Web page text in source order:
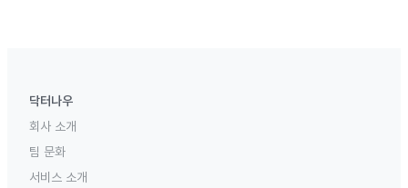
닥터나우
회사 소개
팀 문화
서비스 소개